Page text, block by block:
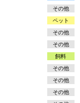
その他
ペット
その他
その他
飼料
その他
その他
その他